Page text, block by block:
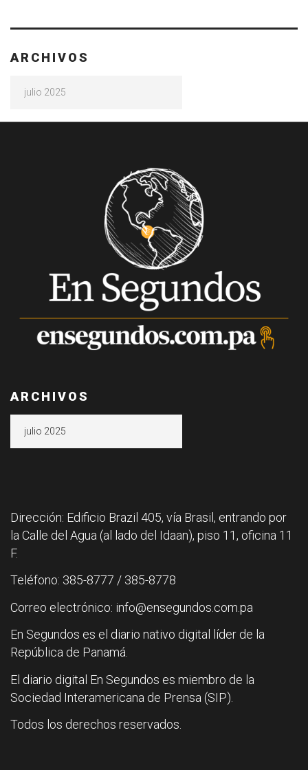
ARCHIVOS
ARCHIVOS
Dirección: Edificio Brazil 405, vía Brasil, entrando por
la Calle del Agua (al lado del Idaan), piso 11, oficina 11
F.
Teléfono: 385-8777 / 385-8778
Correo electrónico: info@ensegundos.com.pa
En Segundos es el diario nativo digital líder de la
República de Panamá.
El diario digital En Segundos es miembro de la
Sociedad Interamericana de Prensa (SIP).
Todos los derechos reservados.